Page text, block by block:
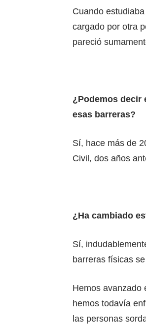
Cuando
cargado por otra
pareció
¿Podemos decir
esas barreras?
Sí, hace más de
Civil, dos años
¿Ha cambiado
Sí,
barreras físicas
Hemos avanzado
hemos todavía
las personas